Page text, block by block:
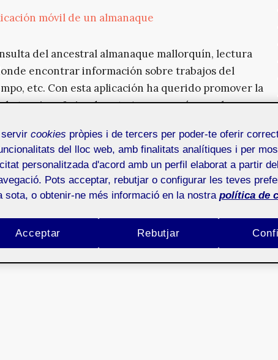
móvil de un almanaque
del ancestral almanaque mallorquín, lectura
encontrar información sobre trabajos del
etc. Con esta aplicación ha querido promover la
tu mismo", siendo esta App una guía para las
cookies pròpies i de tercers per poder-te oferir
del lloc web, amb finalitats analítiques i per
personalitzada d'acord amb un perfil elaborat a partir
Pots acceptar, rebutjar o configurar les teves
sota, o obtenir-ne més informació en la nostra política de
Rebutjar
Acceptar